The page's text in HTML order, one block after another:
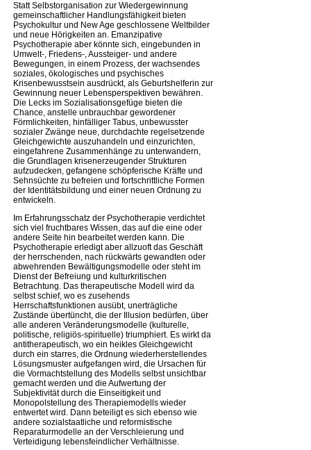
Statt Selbstorganisation zur Wiedergewinnung
gemeinschaftlicher Handlungsfähigkeit bieten
Psychokultur und New Age geschlossene Weltbilder
und neue Hörigkeiten an. Emanzipative
Psychotherapie aber könnte sich, eingebunden in
Umwelt-, Friedens-, Aussteiger- und andere
Bewegungen, in einem Prozess, der wachsendes
soziales, ökologisches und psychisches
Krisenbewusstsein ausdrückt, als Geburtshelferin zur
Gewinnung neuer Lebensperspektiven bewähren.
Die Lecks im Sozialisationsgefüge bieten die
Chance, anstelle unbrauchbar gewordener
Förmlichkeiten, hinfälliger Tabus, unbewusster
sozialer Zwänge neue, durchdachte regelsetzende
Gleichgewichte auszuhandeln und einzurichten,
eingefahrene Zusammenhänge zu unterwandern,
die Grundlagen krisenerzeugender Strukturen
aufzudecken, gefangene schöpferische Kräfte und
Sehnsüchte zu befreien und fortschrittliche Formen
der Identitätsbildung und einer neuen Ordnung zu
entwickeln.
Im Erfahrungsschatz der Psychotherapie verdichtet
sich viel fruchtbares Wissen, das auf die eine oder
andere Seite hin bearbeitet werden kann. Die
Psychotherapie erledigt aber allzuoft das Geschäft
der herrschenden, nach rückwärts gewandten oder
abwehrenden Bewältigungsmodelle oder steht im
Dienst der Befreiung und kulturkritischen
Betrachtung. Das therapeutische Modell wird da
selbst schief, wo es zusehends
Herrschaftsfunktionen ausübt, unerträgliche
Zustände übertüncht, die der Illusion bedürfen, über
alle anderen Veränderungsmodelle (kulturelle,
politische, religiös-spirituelle) triumphiert. Es wirkt da
antitherapeutisch, wo ein heikles Gleichgewicht
durch ein starres, die Ordnung wiederherstellendes
Lösungsmuster aufgefangen wird, die Ursachen für
die Vormachtstellung des Modells selbst unsichtbar
gemacht werden und die Aufwertung der
Subjektivität durch die Einseitigkeit und
Monopolstellung des Therapiemodells wieder
entwertet wird. Dann beteiligt es sich ebenso wie
andere sozialstaatliche und reformistische
Reparaturmodelle an der Verschleierung und
Verteidigung lebensfeindlicher Verhältnisse.